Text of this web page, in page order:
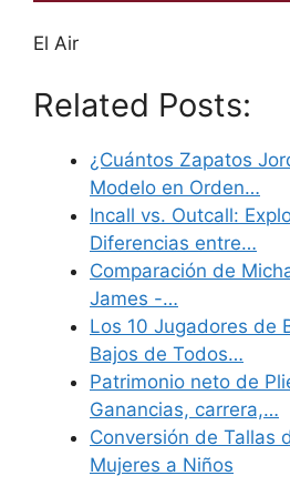
El Air
Related Posts:
¿Cuántos Zapatos
Modelo en Orden…
Incall vs. Outcall:
Diferencias entre…
Comparación de
James -…
Los 10 Jugadores de
Bajos de Todos…
Patrimonio neto de
Ganancias, carrera,…
Conversión de Tallas
Mujeres a Niños